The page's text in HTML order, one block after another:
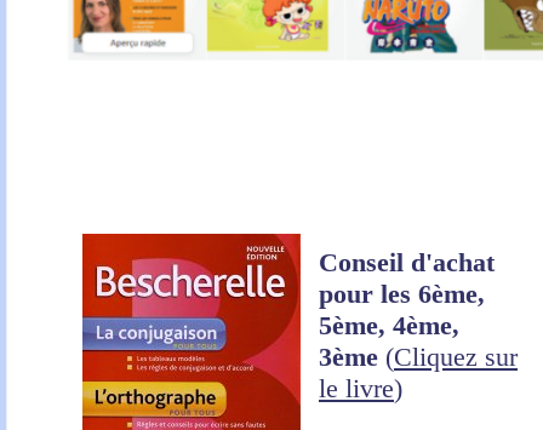
Conseil d'achat
pour les 6ème,
5ème, 4ème,
3ème (Cliquez sur
le livre)